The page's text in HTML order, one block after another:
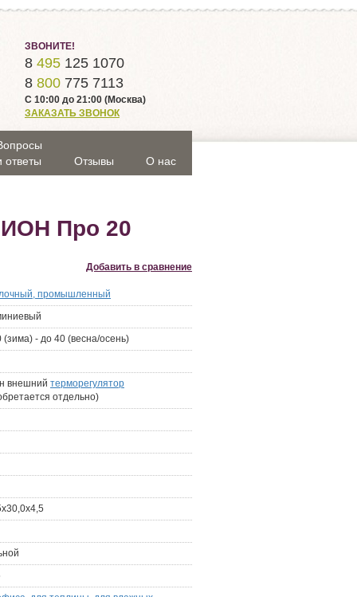
ЗВОНИТЕ!
8 495125 1070
8 800775 7113
С 10:00 до 21:00 (Москва)
ЗАКАЗАТЬ ЗВОНОК
ответы
Отзывы О нас
Про 20
Добавить в сравнение
промышленный
(зима) - до 40 (весна/осень)
внешний терморегулятор
отдельно)